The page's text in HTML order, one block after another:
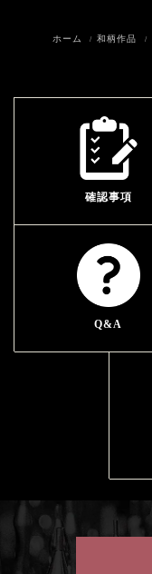
ホーム 和柄作品
確認事項
Q&A